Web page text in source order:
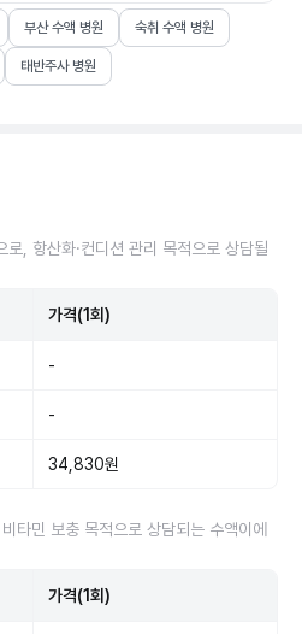
부산 수액 병원 숙취 수액 병원
태반주사 병원
, 항산화·컨디션 관리 목적으로 상담될
가격(1회)
-
-
34,830원
타민 보충 목적으로 상담되는 수액이에
가격(1회)